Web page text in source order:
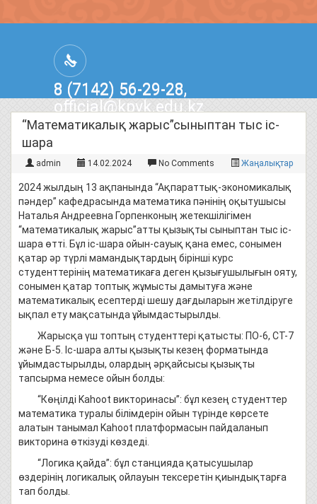
8 (7142) 56-29-28,
official@kpvk.edu.kz
г.Костанай, Проспект Кобыланды
Батыра, 3
“Математикалық жарыс”сыныптан тыс іс-
шара
admin 14.02.2024 No Comments Жаңалықтар
2024 жылдың 13 ақпанында “Ақпараттық-экономикалық
пәндер” кафедрасында математика пәнінің оқытушысы
Наталья Андреевна Горпенконың жетекшілігімен
“математикалық жарыс”атты қызықты сыныптан тыс іс-
шара өтті. Бұл іс-шара ойын-сауық қана емес, сонымен
қатар әр түрлі мамандықтардың бірінші курс
студенттерінің математикаға деген қызығушылығын ояту,
сонымен қатар топтық жұмысты дамытуға және
математикалық есептерді шешу дағдыларын жетілдіруге
ықпал ету мақсатында ұйымдастырылды.
Жарысқа үш топтың студенттері қатысты: ПО-6, СТ-7
және Б-5. Іс-шара алты қызықты кезең форматында
ұйымдастырылды, олардың әрқайсысы қызықты
тапсырма немесе ойын болды:
“Көңілді Kahoot викторинасы”: бұл кезең студенттер
математика туралы білімдерін ойын түрінде көрсете
алатын танымал Kahoot платформасын пайдаланып
викторина өткізуді көздеді.
“Логика қайда”: бұл станцияда қатысушылар
өздерінің логикалық ойлауын тексеретін қиындықтарға
тап болды.